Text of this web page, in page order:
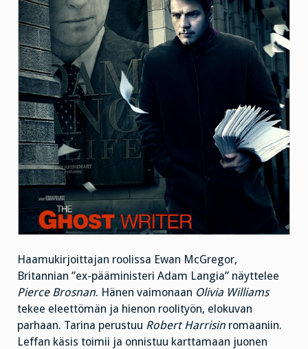
Haamukirjoittajan roolissa Ewan McGregor,
Britannian ”ex-pääministeri Adam Langia” näyttelee
Pierce Brosnan. Hänen vaimonaan Olivia Williams
tekee eleettömän ja hienon roolityön, elokuvan
parhaan. Tarina perustuu Robert Harrisin romaaniin.
Leffan käsis toimii ja onnistuu karttamaan juonen